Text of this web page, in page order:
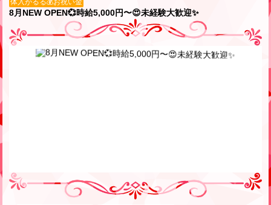
8月NEW OPEN💞時給5,000円〜😍未経験大歓迎✨